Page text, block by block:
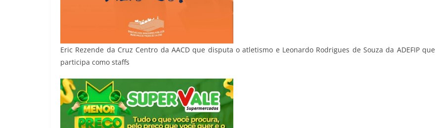
Eric Rezende da Cruz Centro da AACD que disputa o atletismo e Leonardo Rodrigues de Souza da ADEFIP que
participa como staffs